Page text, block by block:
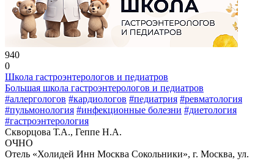
940
0
Школа гастроэнтерологов и педиатров
Большая школа гастроэнтерологов и педиатров
#аллергологов #кардиологов #педиатрия #ревматология
#пульмонология #инфекционные болезни #диетология
#гастроэнтерология
Скворцова Т.А., Геппе Н.А.
ОЧНО
Отель «Холидей Инн Москва Сокольники», г. Москва, ул.